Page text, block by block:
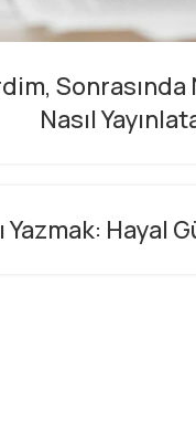
Sonrasında
Nasıl
Yazmak: Hayal